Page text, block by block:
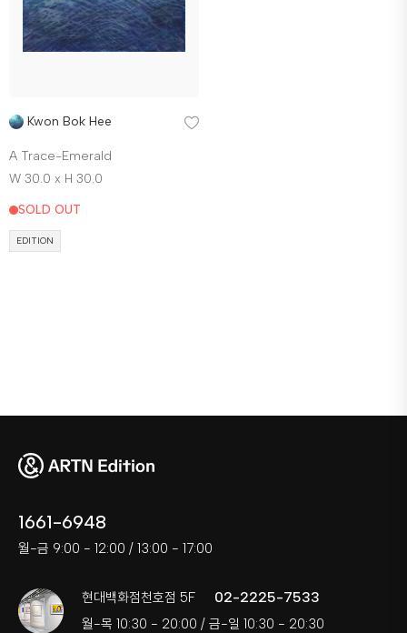
Kwon Bok Hee
A Trace-Emerald
W 30.0 x H 30.0
SOLD OUT
EDITION
1661-6948
월-금 9:00 - 12:00 / 13:00 - 17:00
현대백화점천호점 5F 02-2225-7533
월-목 10:30 - 20:00 / 금-일 10:30 - 20:30